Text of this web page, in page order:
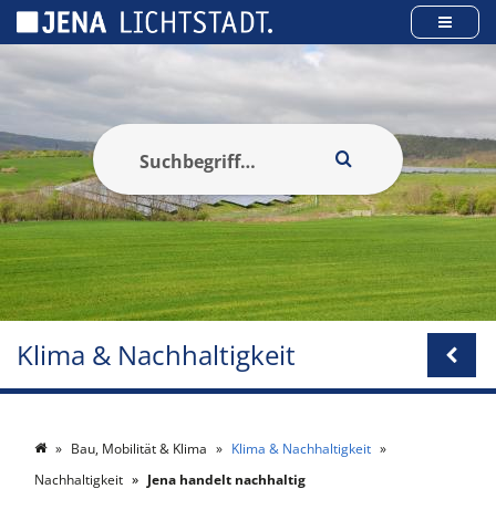
Klima & Nachhaltigkeit
Bau, Mobilität & Klima
Klima & Nachhaltigkeit
Nachhaltigkeit
Jena handelt nachhaltig
Cookie-Einstellungen